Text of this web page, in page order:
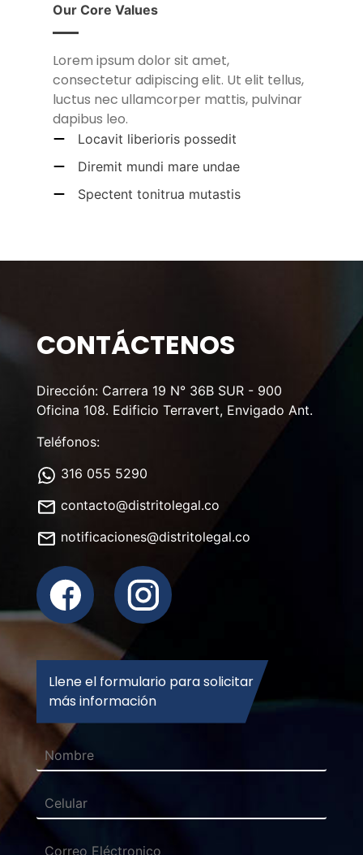
Our Core Values
Lorem ipsum dolor sit amet,
consectetur adipiscing elit. Ut elit tellus,
luctus nec ullamcorper mattis, pulvinar
dapibus leo.
Locavit liberioris possedit
Diremit mundi mare undae
Spectent tonitrua mutastis
CONTÁCTENOS
Dirección: Carrera 19 N° 36B SUR - 900
Oficina 108. Edificio Terravert, Envigado Ant.
Teléfonos:
316 055 5290
contacto@distritolegal.co
notificaciones@distritolegal.co
Llene el formulario para solicitar
más información